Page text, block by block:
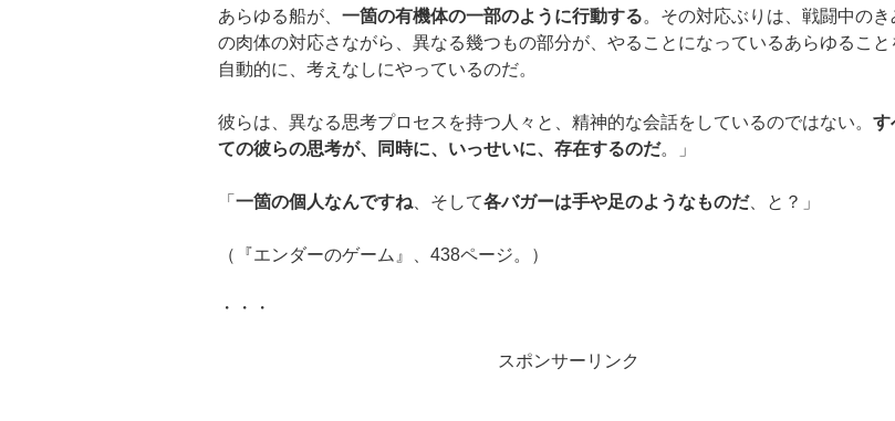
あらゆる船が、 一箇の有機体の一部のように行動する。その対応ぶりは、戦闘中のき
の肉体の対応さながら、異なる幾つもの部分が、やることになっているあらゆること
自動的に、考えなしにやっているのだ。
彼らは、異なる思考プロセスを持つ人々と、精神的な会話をしているのではない。 す
ての彼らの思考が、同時に、いっせいに、存在するのだ。」
「 一箇の個人なんですね 、そして各バガーは手や足のようなものだ、と？」
（『エンダーのゲーム』、438ページ。）
・・・
スポンサーリンク